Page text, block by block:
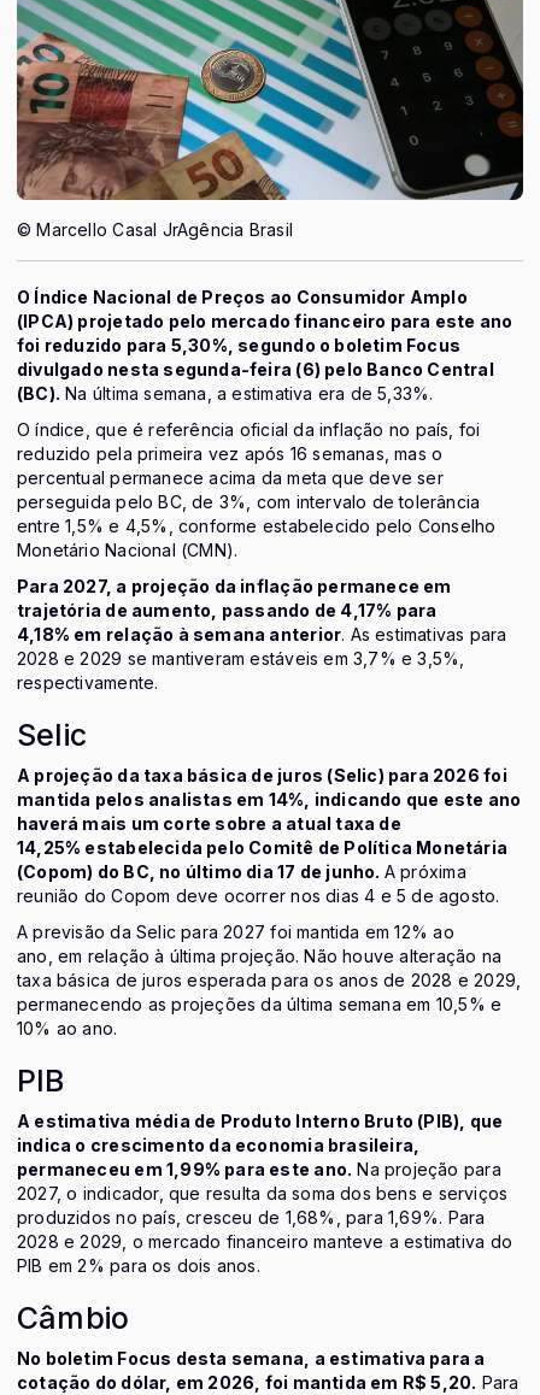
© Marcello Casal JrAgência Brasil
O Índice Nacional de Preços ao Consumidor Amplo
(IPCA) projetado pelo mercado financeiro para este ano
foi reduzido para 5,30%, segundo o boletim Focus
divulgado nesta segunda-feira (6) pelo Banco Central
(BC). Na última semana, a estimativa era de 5,33%.
O índice, que é referência oficial da inflação no país, foi
reduzido pela primeira vez após 16 semanas, mas o
percentual permanece acima da meta que deve ser
perseguida pelo BC, de 3%, com intervalo de tolerância
entre 1,5% e 4,5%, conforme estabelecido pelo Conselho
Monetário Nacional (CMN).
Para 2027, a projeção da inflação permanece em
trajetória de aumento, passando de 4,17% para
4,18% em relação à semana anterior. As estimativas para
2028 e 2029 se mantiveram estáveis em 3,7% e 3,5%,
respectivamente.
Selic
A projeção da taxa básica de juros (Selic) para 2026 foi
mantida pelos analistas em 14%, indicando que este ano
haverá mais um corte sobre a atual taxa de
14,25% estabelecida pelo Comitê de Política Monetária
(Copom) do BC, no último dia 17 de junho. A próxima
reunião do Copom deve ocorrer nos dias 4 e 5 de agosto.
A previsão da Selic para 2027 foi mantida em 12% ao
ano, em relação à última projeção. Não houve alteração na
taxa básica de juros esperada para os anos de 2028 e 2029,
permanecendo as projeções da última semana em 10,5% e
10% ao ano.
PIB
A estimativa média de Produto Interno Bruto (PIB), que
indica o crescimento da economia brasileira,
permaneceu em 1,99% para este ano. Na projeção para
2027, o indicador, que resulta da soma dos bens e serviços
produzidos no país, cresceu de 1,68%, para 1,69%. Para
2028 e 2029, o mercado financeiro manteve a estimativa do
PIB em 2% para os dois anos.
Câmbio
No boletim Focus desta semana, a estimativa para a
cotação do dólar, em 2026, foi mantida em R$ 5,20. Para